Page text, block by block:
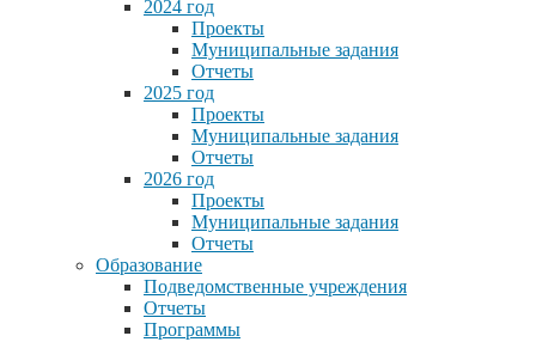
2024 год
Проекты
Муниципальные задания
Отчеты
2025 год
Проекты
Муниципальные задания
Отчеты
2026 год
Проекты
Муниципальные задания
Отчеты
Образование
Подведомственные учреждения
Отчеты
Программы